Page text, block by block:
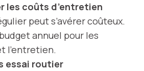
les coûts d’entretien
peut s’avérer coûteux.
annuel pour les
l’entretien.
essai routier